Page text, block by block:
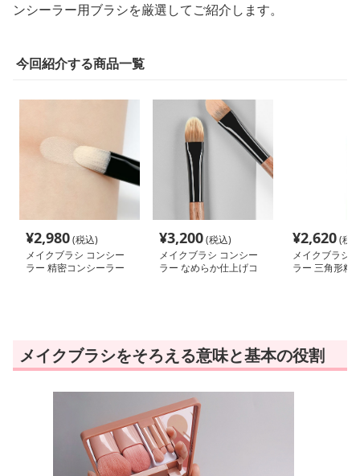
ンシーラー用ブラシを厳選してご紹介します。
今回紹介する商品一覧
¥2,980(税込)
メイクブラシ コンシー
ラー 精密コンシーラー
¥3,200(税込)
メイクブラシ コンシー
ラー なめらか仕上げコ
¥2,620(税
メイクブラシ
ラー 三角形精
メイクブラシをそろえる意味と基本の役割